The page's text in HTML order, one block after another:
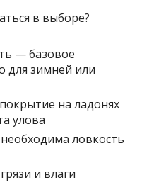
в выборе?
— базовое
для зимней или
на ладонях
улова
ловкость
и влаги